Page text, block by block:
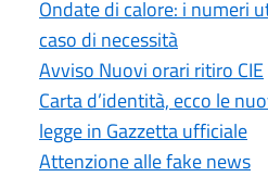
Ondate di calore: i numeri
caso di necessità
Avviso Nuovi orari ritiro CIE
Carta d’identità, ecco le
legge in Gazzetta ufficiale
Attenzione alle fake news